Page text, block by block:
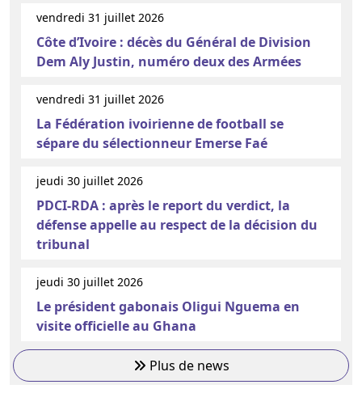
vendredi 31 juillet 2026
Côte d’Ivoire : décès du Général de Division
Dem Aly Justin, numéro deux des Armées
vendredi 31 juillet 2026
La Fédération ivoirienne de football se
sépare du sélectionneur Emerse Faé
jeudi 30 juillet 2026
PDCI-RDA : après le report du verdict, la
défense appelle au respect de la décision du
tribunal
jeudi 30 juillet 2026
Le président gabonais Oligui Nguema en
visite officielle au Ghana
Plus de news